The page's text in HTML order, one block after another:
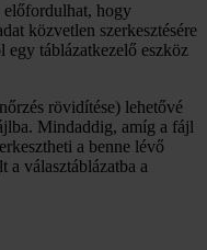
előfordulhat, hogy
közvetlen szerkesztésére
egy táblázatkezelő eszköz
rövidítése) lehetővé
Mindaddig, amíg a fájl
a benne lévő
a választáblázatba a